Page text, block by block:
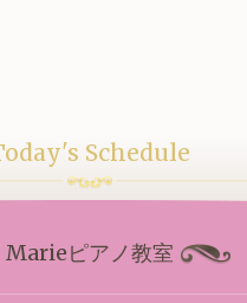
Schedule
Marieピアノ教室